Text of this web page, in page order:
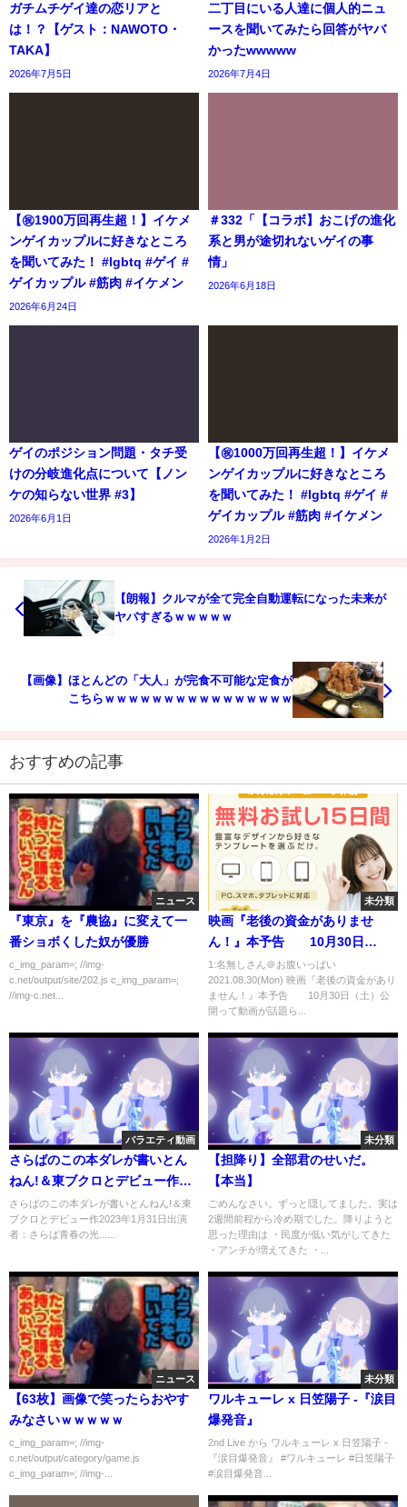
ガチムチゲイ達の恋リアと
は！？【ゲスト：NAWOTO・
TAKA】
2026年7月5日
二丁目にいる人達に個人的ニュ
ースを聞いてみたら回答がヤバ
かったwwwww
2026年7月4日
【㊗️1900万回再生超！】イケメ
ンゲイカップルに好きなところ
を聞いてみた！ #lgbtq #ゲイ #
ゲイカップル #筋肉 #イケメン
2026年6月24日
＃332「【コラボ】おこげの進化
系と男が途切れないゲイの事
情」
2026年6月18日
ゲイのポジション問題・タチ受
けの分岐進化点について【ノン
ケの知らない世界 #3】
2026年6月1日
【㊗️1000万回再生超！】イケメ
ンゲイカップルに好きなところ
を聞いてみた！ #lgbtq #ゲイ #
ゲイカップル #筋肉 #イケメン
2026年1月2日
【朗報】クルマが全て完全自動運転になった未来が
ヤバすぎるｗｗｗｗｗ
【画像】ほとんどの「大人」が完食不可能な定食が
こちらｗｗｗｗｗｗｗｗｗｗｗｗｗｗｗｗ
おすすめの記事
ニュース
『東京』を『農協』に変えて一
番ショボくした奴が優勝
c_img_param=; //img-
c.net/output/site/202.js c_img_param=;
//img-c.net...
未分類
映画『老後の資金がありませ
ん！』本予告 10月30日
（土）公開
1:名無しさん＠お腹いっぱい
2021.08.30(Mon) 映画『老後の資金があり
ません！』本予告 10月30日（土）公
開って動画が話題ら...
バラエティ動画
さらばのこの本ダレが書いとん
ねん!＆東ブクロとデビュー作
2023年1月31日
さらばのこの本ダレが書いとんねん!＆東
ブクロとデビュー作2023年1月31日出演
者：さらば青春の光......
未分類
【担降り】全部君のせいだ。
【本当】
ごめんなさい。ずっと隠してました。実は
2週間前程から冷め期でした。降りようと
思った理由は ・民度が低い気がしてきた
・アンチが増えてきた ・...
ニュース
【63枚】画像で笑ったらおやす
みなさいｗｗｗｗｗ
c_img_param=; //img-
c.net/output/category/game.js
c_img_param=; //img-...
未分類
ワルキューレ x 日笠陽子 -『涙目
爆発音』
2nd Live から ワルキューレ x 日笠陽子 -
『涙目爆発音』 #ワルキューレ #日笠陽子
#涙目爆発音...